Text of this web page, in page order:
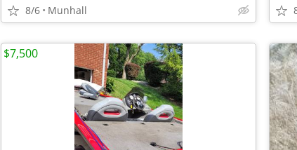
8/6 Munhall
$7,500